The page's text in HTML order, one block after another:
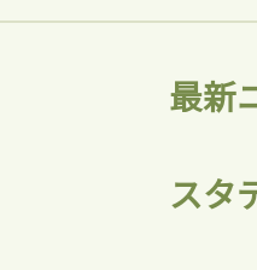
最新
スタ